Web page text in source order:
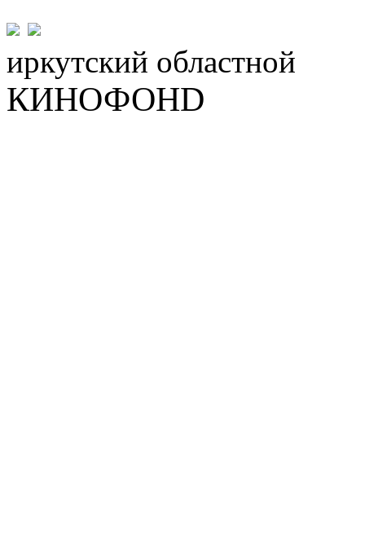
иркутский областной
КИНОФОНD